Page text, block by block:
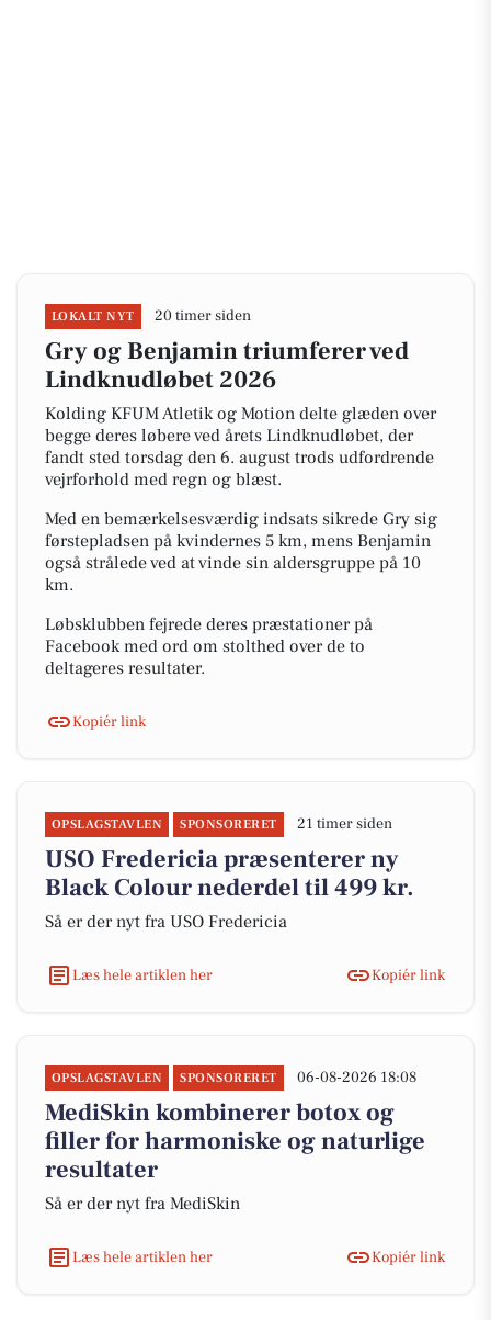
LOKALT NYT 20 timer siden
Gry og Benjamin triumferer ved
Lindknudløbet 2026
Kolding KFUM Atletik og Motion delte glæden over
begge deres løbere ved årets Lindknudløbet, der
fandt sted torsdag den 6. august trods udfordrende
vejrforhold med regn og blæst.
Med en bemærkelsesværdig indsats sikrede Gry sig
førstepladsen på kvindernes 5 km, mens Benjamin
også strålede ved at vinde sin aldersgruppe på 10
km.
Løbsklubben fejrede deres præstationer på
Facebook med ord om stolthed over de to
deltageres resultater.
Kopiér link
OPSLAGSTAVLEN SPONSORERET 21 timer siden
USO Fredericia præsenterer ny
Black Colour nederdel til 499 kr.
Så er der nyt fra USO Fredericia
Læs hele artiklen her Kopiér link
OPSLAGSTAVLEN SPONSORERET 06-08-2026 18:08
MediSkin kombinerer botox og
filler for harmoniske og naturlige
resultater
Så er der nyt fra MediSkin
Læs hele artiklen her Kopiér link